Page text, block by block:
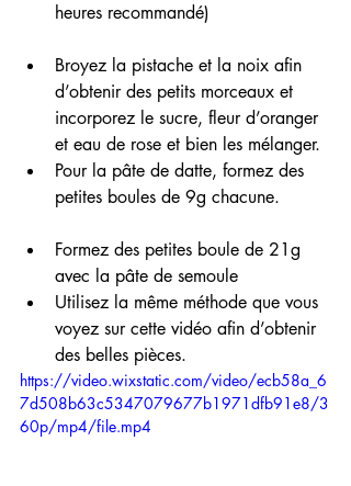
heures recommandé)
Broyez la pistache et la noix afin
d’obtenir des petits morceaux et
incorporez le sucre, fleur d’oranger
et eau de rose et bien les mélanger.
Pour la pâte de datte, formez des
petites boules de 9g chacune.
Formez des petites boule de 21g
avec la pâte de semoule
Utilisez la même méthode que vous
voyez sur cette vidéo afin d’obtenir
des belles pièces.
https://video.wixstatic.com/video/ecb58a_6
7d508b63c5347079677b1971dfb91e8/3
60p/mp4/file.mp4